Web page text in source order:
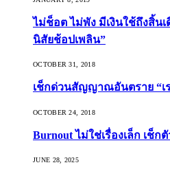
ไม่ช็อต ไม่พัง มีเงินใช้ถึงสิ้น
นิสัยช้อปเพลิน”
OCTOBER 31, 2018
เช็กด่วนสัญญาณอันตราย “เร
OCTOBER 24, 2018
Burnout ไม่ใช่เรื่องเล็ก เช็ก
JUNE 28, 2025